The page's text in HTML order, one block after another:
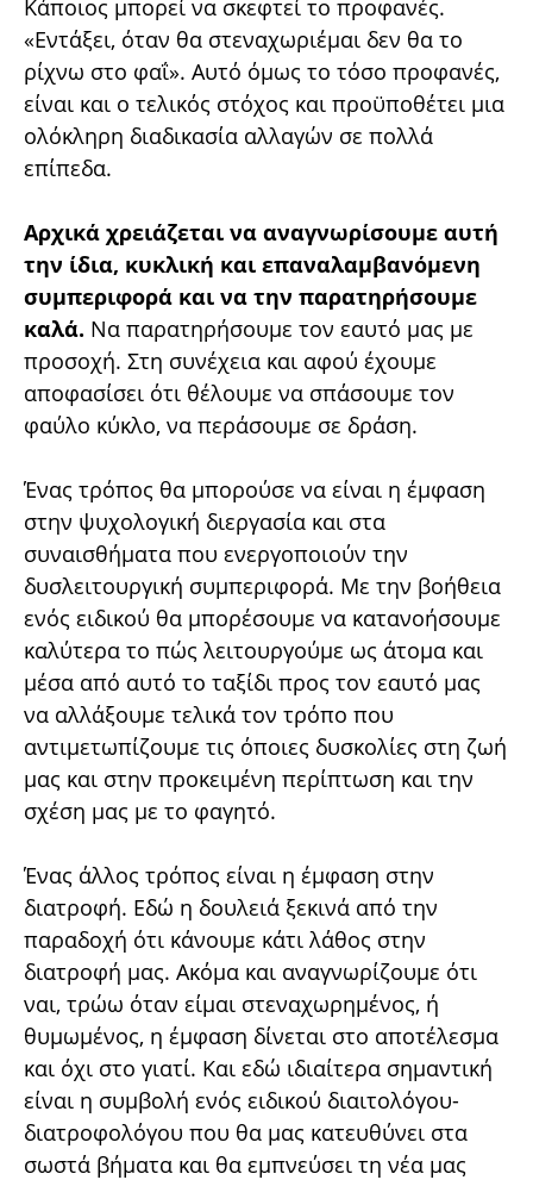
Κάποιος μπορεί να σκεφτεί το προφανές.
«Εντάξει, όταν θα στεναχωριέμαι δεν θα το
ρίχνω στο φαΐ». Αυτό όμως το τόσο προφανές,
είναι και ο τελικός στόχος και προϋποθέτει μια
ολόκληρη διαδικασία αλλαγών σε πολλά
επίπεδα.
Αρχικά χρειάζεται να αναγνωρίσουμε αυτή
την ίδια, κυκλική και επαναλαμβανόμενη
συμπεριφορά και να την παρατηρήσουμε
καλά. Να παρατηρήσουμε τον εαυτό μας με
προσοχή. Στη συνέχεια και αφού έχουμε
αποφασίσει ότι θέλουμε να σπάσουμε τον
φαύλο κύκλο, να περάσουμε σε δράση.
Ένας τρόπος θα μπορούσε να είναι η έμφαση
στην ψυχολογική διεργασία και στα
συναισθήματα που ενεργοποιούν την
δυσλειτουργική συμπεριφορά. Με την βοήθεια
ενός ειδικού θα μπορέσουμε να κατανοήσουμε
καλύτερα το πώς λειτουργούμε ως άτομα και
μέσα από αυτό το ταξίδι προς τον εαυτό μας
να αλλάξουμε τελικά τον τρόπο που
αντιμετωπίζουμε τις όποιες δυσκολίες στη ζωή
μας και στην προκειμένη περίπτωση και την
σχέση μας με το φαγητό.
Ένας άλλος τρόπος είναι η έμφαση στην
διατροφή. Εδώ η δουλειά ξεκινά από την
παραδοχή ότι κάνουμε κάτι λάθος στην
διατροφή μας. Ακόμα και αναγνωρίζουμε ότι
ναι, τρώω όταν είμαι στεναχωρημένος, ή
θυμωμένος, η έμφαση δίνεται στο αποτέλεσμα
και όχι στο γιατί. Και εδώ ιδιαίτερα σημαντική
είναι η συμβολή ενός ειδικού διαιτολόγου-
διατροφολόγου που θα μας κατευθύνει στα
σωστά βήματα και θα εμπνεύσει τη νέα μας